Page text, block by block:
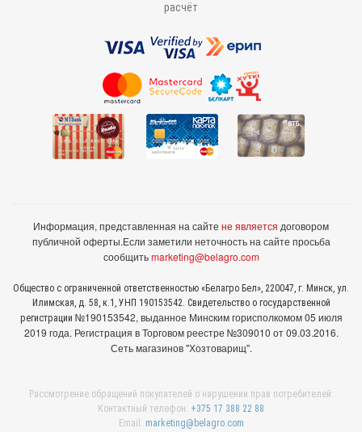
расчёт
Информация, представленная на сайте не является договором
публичной оферты.Если заметили неточность на сайте просьба
сообщитьmarketing@belagro.com
Общество с ограниченной ответственностью «Белагро Бел», 220047, г. Минск, ул.
Илимская, д. 58, к.1, УНП 190153542. Свидетельство о государственной
регистрации №190153542, выданное Минcким горисполкомом 05 июля
2019 года. Регистрация в Торговом реестре №309010 от 09.03.2016.
Сеть магазинов "Хозтоварищ".
Рассмотрение обращений покупателей о нарушении прав потребителей:
Контактный телефон: +375 17 388 22 88
Email: marketing@belagro.com